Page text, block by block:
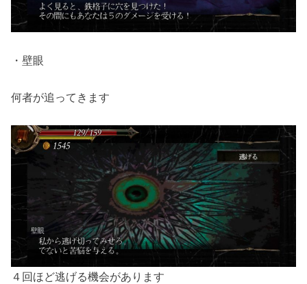
・壁眼
何者が追ってきます
４回ほど逃げる機会があります